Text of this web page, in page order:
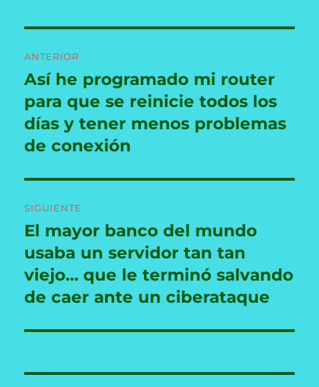
de
entradas
ANTERIOR
Entrada
anterior:
Así he programado mi router
para que se reinicie todos los
días y tener menos problemas
de conexión
SIGUIENTE
Entrada
siguiente:
El mayor banco del mundo
usaba un servidor tan tan
viejo… que le terminó salvando
de caer ante un ciberataque